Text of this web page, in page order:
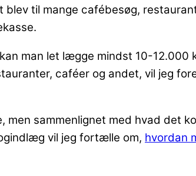
til mange cafébesøg,
man let lægge mindst 10-
caféer og andet, vil jeg
sammenlignet med hvad det
vil jeg fortælle om, hvordan